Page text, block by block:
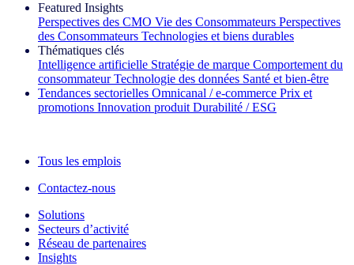
Featured Insights
Perspectives des CMO Vie des Consommateurs Perspectives
des Consommateurs Technologies et biens durables
Thématiques clés
Intelligence artificielle Stratégie de marque Comportement du
consommateur Technologie des données Santé et bien‑être
Tendances sectorielles Omnicanal / e‑commerce Prix et
promotions Innovation produit Durabilité / ESG
Tous les emplois
Contactez-nous
Solutions
Secteurs d’activité
Réseau de partenaires
Insights